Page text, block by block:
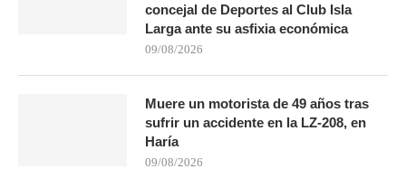
concejal de Deportes al Club Isla
Larga ante su asfixia económica
09/08/2026
Muere un motorista de 49 años tras
sufrir un accidente en la LZ-208, en
Haría
09/08/2026